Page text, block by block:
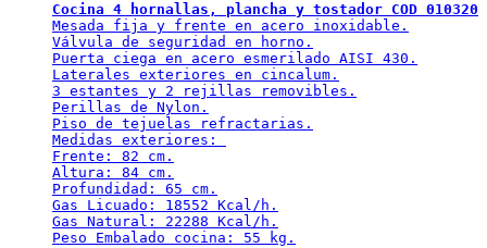
Cocina 4 hornallas, plancha y tostador COD 010320
Mesada fija y frente en acero inoxidable.
Válvula de seguridad en horno.
Puerta ciega en acero esmerilado AISI 430.
Laterales exteriores en cincalum.
3 estantes y 2 rejillas removibles.
Perillas de Nylon.
Piso de tejuelas refractarias.
Medidas exteriores:
Frente: 82 cm.
Altura: 84 cm.
Profundidad: 65 cm.
Gas Licuado: 18552 Kcal/h.
Gas Natural: 22288 Kcal/h.
Peso Embalado cocina: 55 kg.